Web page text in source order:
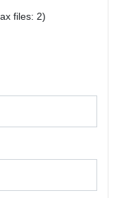
files: 2)